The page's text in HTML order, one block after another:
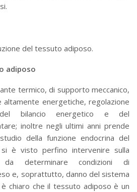
del tessuto adiposo.
adiposo
termico, di supporto meccanico,
energetiche, regolazione
bilancio energetico e del
inoltre negli ultimi anni prende
della funzione endocrina del
è visto perfino intervenire sulla
da determinare condizioni di
e, soprattutto, danno del sistema
chiaro che il tessuto adiposo è un